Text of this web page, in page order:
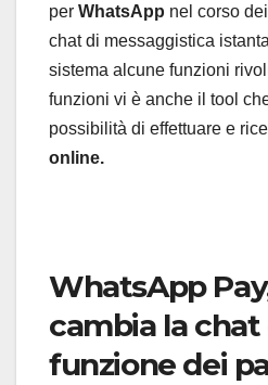
per WhatsApp nel corso
chat di messaggistica
sistema alcune funzioni
funzioni vi è anche il tool
possibilità di effettuare e
online.
WhatsApp
cambia la chat
funzione dei